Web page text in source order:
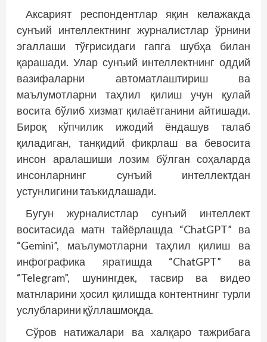
Аксарият респондентлар яқин келажакда
сунъий интеллектнинг журналистлар ўрнини
эгаллаши тўғрисидаги гапга шубҳа билан
қарашади. Улар сунъий интеллектнинг оддий
вазифаларни автоматлаштириш ва
маълумотларни таҳлил қилиш учун қулай
восита бўлиб хизмат қилаётганини айтишади.
Бироқ кўпчилик ижодий ёндашув талаб
қиладиган, танқидий фикрлаш ва бевосита
инсон аралашиши лозим бўлган соҳаларда
инсонларнинг сунъий интеллектдан
устунлигини таъкидлашади.
Бугун журналистлар сунъий интеллект
воситасида матн тайёрлашда “ChatGPT” ва
“Gemini”, маълумотларни таҳлил қилиш ва
инфографика яратишда “ChatGPT” ва
“Telegram”, шунингдек, тасвир ва видео
матнларини ҳосил қилишда контентнинг турли
услубларини қўллашмоқда.
Сўров натижалари ва халқаро тажрибага